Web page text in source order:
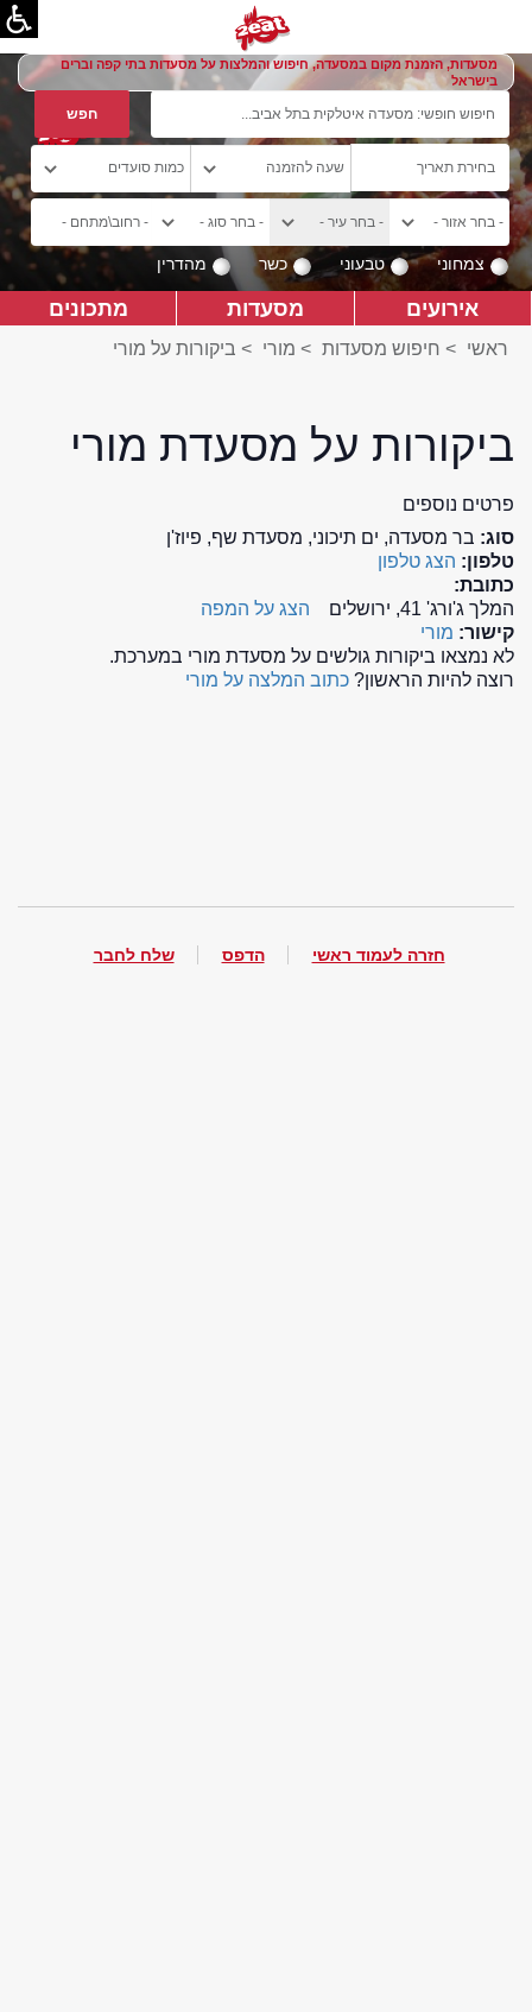
מסעדות, הזמנת מקום במסעדה, חיפוש והמלצות על מסעדות בתי קפה וברים
בישראל
צמחוני טבעוני כשר מהדרין
אירועים מסעדות מתכונים
ראשי > חיפוש מסעדות > מורי > ביקורות על מורי
ביקורות על מסעדת מורי
פרטים נוספים
סוג: בר מסעדה, ים תיכוני, מסעדת שף, פיוז'ן
טלפון: הצג טלפון
כתובת:
המלך ג'ורג' 41, ירושלים
הצג על המפה
קישור: מורי
לא נמצאו ביקורות גולשים על מסעדת מורי במערכת.
רוצה להיות הראשון? כתוב המלצה על מורי
חזרה לעמוד ראשי הדפס שלח לחבר